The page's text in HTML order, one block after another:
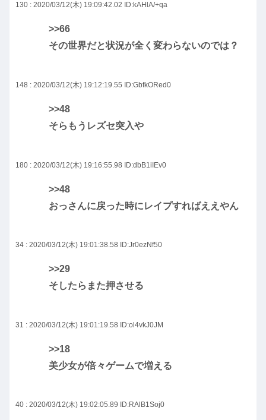
130 : 2020/03/12(木) 19:09:42.02 ID:kAHlA/+qa
>>66
その世界だと状況が全く変わらないのでは？
148 : 2020/03/12(木) 19:12:19.55 ID:GbfkORed0
>>48
そらもうレズセ突入や
180 : 2020/03/12(木) 19:16:55.98 ID:dbB1iIEv0
>>48
おっさんに戻った時にレイプすればええやん
34 : 2020/03/12(木) 19:01:38.58 ID:Jr0ezNf50
>>29
そしたらまた押させる
31 : 2020/03/12(木) 19:01:19.58 ID:ol4vkJ0JM
>>18
美少女が倍々ゲームで増える
40 : 2020/03/12(木) 19:02:05.89 ID:RAlB1Soj0